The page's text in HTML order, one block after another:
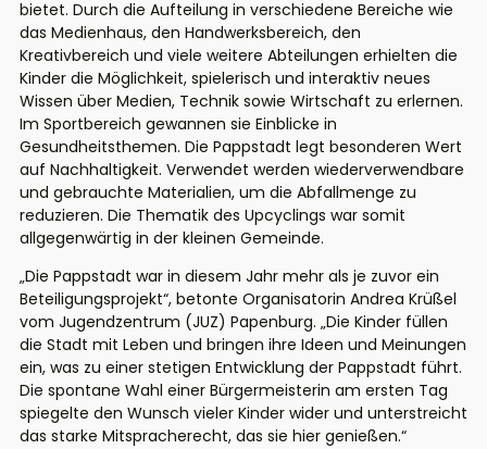
bietet. Durch die Aufteilung in verschiedene Bereiche wie
das Medienhaus, den Handwerksbereich, den
Kreativbereich und viele weitere Abteilungen erhielten die
Kinder die Möglichkeit, spielerisch und interaktiv neues
Wissen über Medien, Technik sowie Wirtschaft zu erlernen.
Im Sportbereich gewannen sie Einblicke in
Gesundheitsthemen. Die Pappstadt legt besonderen Wert
auf Nachhaltigkeit. Verwendet werden wiederverwendbare
und gebrauchte Materialien, um die Abfallmenge zu
reduzieren. Die Thematik des Upcyclings war somit
allgegenwärtig in der kleinen Gemeinde.
„Die Pappstadt war in diesem Jahr mehr als je zuvor ein
Beteiligungsprojekt“, betonte Organisatorin Andrea Krüßel
vom Jugendzentrum (JUZ) Papenburg. „Die Kinder füllen
die Stadt mit Leben und bringen ihre Ideen und Meinungen
ein, was zu einer stetigen Entwicklung der Pappstadt führt.
Die spontane Wahl einer Bürgermeisterin am ersten Tag
spiegelte den Wunsch vieler Kinder wider und unterstreicht
das starke Mitspracherecht, das sie hier genießen.“